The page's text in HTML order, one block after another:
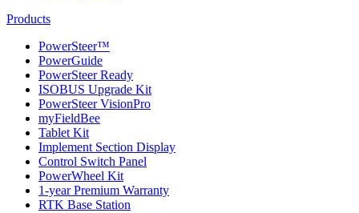
Products
PowerSteer™
PowerGuide
PowerSteer Ready
ISOBUS Upgrade Kit
PowerSteer VisionPro
myFieldBee
Tablet Kit
Implement Section Display
Control Switch Panel
PowerWheel Kit
1-year Premium Warranty
RTK Base Station